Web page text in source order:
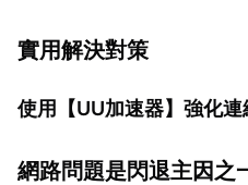
實用解決對策
使用【UU加速器】強化
網路問題是閃退主因之